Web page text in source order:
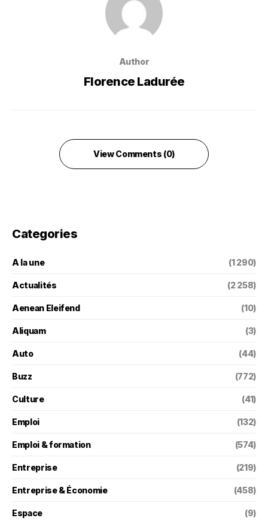
Author
Florence Ladurée
View Comments (0)
Categories
A la une (1 290)
Actualités (2 258)
Aenean Eleifend (10)
Aliquam (3)
Auto (44)
Buzz (772)
Culture (41)
Emploi (132)
Emploi & formation (574)
Entreprise (219)
Entreprise & Économie (458)
Espace (9)